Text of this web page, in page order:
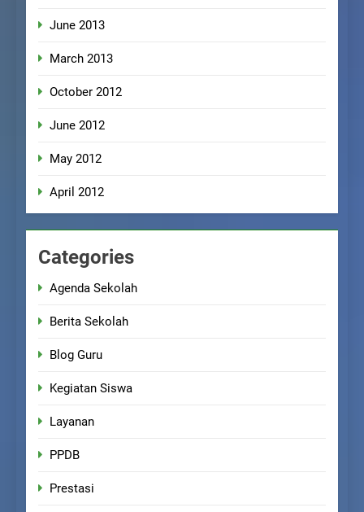
June 2013
March 2013
October 2012
June 2012
May 2012
April 2012
Categories
Agenda Sekolah
Berita Sekolah
Blog Guru
Kegiatan Siswa
Layanan
PPDB
Prestasi